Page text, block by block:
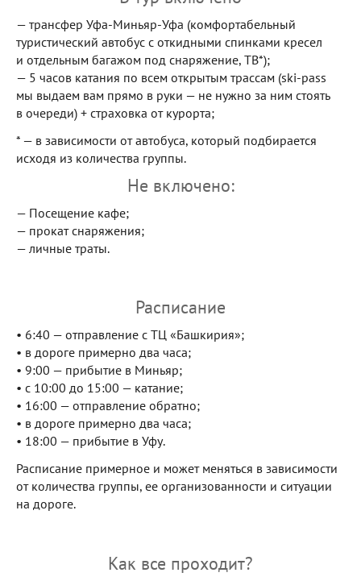
— трансфер Уфа-Миньяр-Уфа (комфортабельный
туристический автобус с откидными спинками кресел
и отдельным багажом под снаряжение, ТВ*);
— 5 часов катания по всем открытым трассам (ski-pass
мы выдаем вам прямо в руки — не нужно за ним стоять
в очереди) + страховка от курорта;
* — в зависимости от автобуса, который подбирается
исходя из количества группы.
Не включено:
— Посещение кафе;
— прокат снаряжения;
— личные траты.
Расписание
• 6:40 — отправление с ТЦ «Башкирия»;
• в дороге примерно два часа;
• 9:00 — прибытие в Миньяр;
• с 10:00 до 15:00 — катание;
• 16:00 — отправление обратно;
• в дороге примерно два часа;
• 18:00 — прибытие в Уфу.
Расписание примерное и может меняться в зависимости
от количества группы, ее организованности и ситуации
на дороге.
Как все проходит?